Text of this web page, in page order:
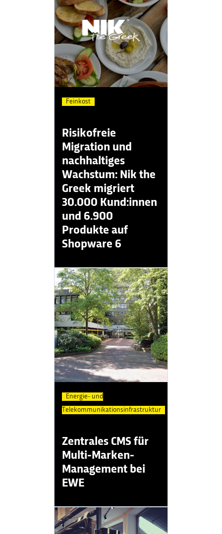
Feinkost
Risikofreie
Migration und
nachhaltiges
Wachstum: Nik the
Greek migriert
30.000 Kund:innen
und 6.900
Produkte auf
Shopware 6
Energie- und
Telekommunikationsinfrastruktur
Zentrales CMS für
Multi-Marken-
Management bei
EWE